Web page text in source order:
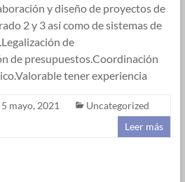
y diseño de proyectos de
2 y 3 así como de sistemas de
de
de presupuestos.Coordinación
tener experiencia
5 mayo, 2021
Uncategorized
Leer más